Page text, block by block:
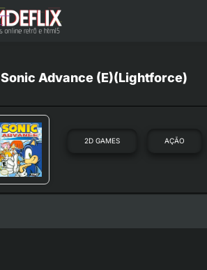
Sonic Advance (E)(Lightforce)
2D GAMES AÇÃO